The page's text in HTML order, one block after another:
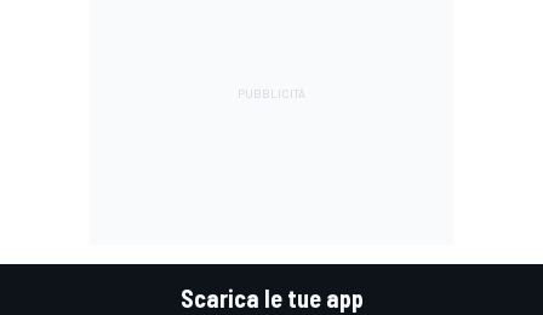
Scarica le tue app